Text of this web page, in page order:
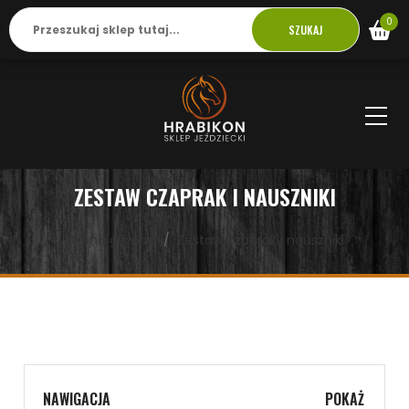
SZUKAJ 0
ZESTAW CZAPRAK I NAUSZNIKI
strona główna Zestaw czaprak i nauszniki
NAWIGACJA POKAŻ